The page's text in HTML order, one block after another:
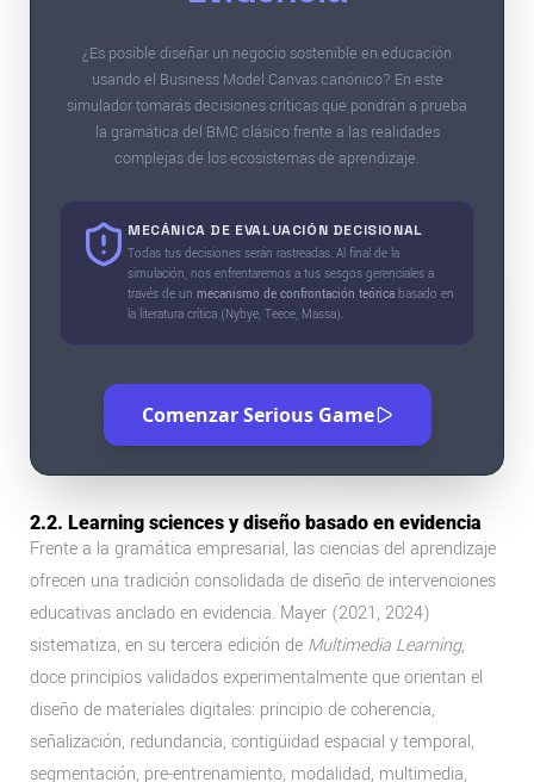
¿Es posible diseñar un negocio sostenible en educación
usando el Business Model Canvas canónico? En este
simulador tomarás decisiones críticas que pondrán a prueba
la gramática del BMC clásico frente a las realidades
complejas de los ecosistemas de aprendizaje.
MECÁNICA DE EVALUACIÓN DECISIONAL
Todas tus decisiones serán rastreadas. Al final de la
simulación, nos enfrentaremos a tus sesgos gerenciales a
través de un mecanismo de confrontación teórica basado en
la literatura crítica (Nybye, Teece, Massa).
Comenzar Serious Game
2.2. Learning sciences y diseño basado en evidencia
Frente a la gramática empresarial, las ciencias del aprendizaje
ofrecen una tradición consolidada de diseño de intervenciones
educativas anclado en evidencia. Mayer (2021, 2024)
sistematiza, en su tercera edición de Multimedia Learning,
doce principios validados experimentalmente que orientan el
diseño de materiales digitales: principio de coherencia,
señalización, redundancia, contigüidad espacial y temporal,
segmentación, pre-entrenamiento, modalidad, multimedia,